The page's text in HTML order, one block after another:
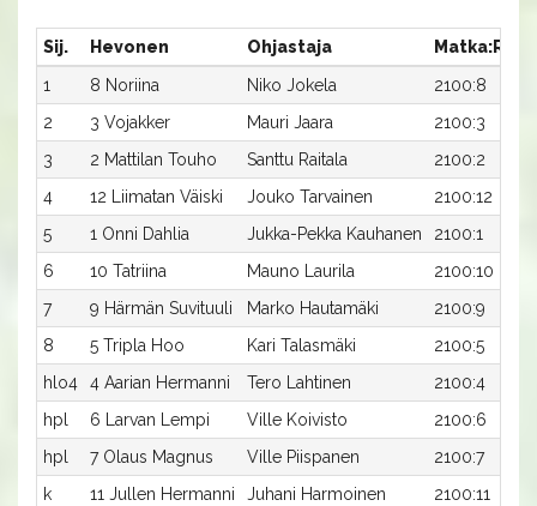
Sij. Hevonen Ohjastaja
Matka:Rata
1
8 Noriina Niko Jokela
2100:8
2
3 Vojakker Mauri Jaara
2100:3
3
2 Mattilan Touho Santtu Raitala
2100:2
4
12 Liimatan Väiski Jouko Tarvainen
2100:12
5
1 Onni Dahlia Jukka-Pekka Kauhanen
2100:1
6
10 Tatriina Mauno Laurila
2100:10
7
9 Härmän Suvituuli Marko Hautamäki
2100:9
8
5 Tripla Hoo Kari Talasmäki
2100:5
hlo4
4 Aarian Hermanni Tero Lahtinen
2100:4
hpl
6 Larvan Lempi Ville Koivisto
2100:6
hpl
7 Olaus Magnus Ville Piispanen
2100:7
k
11 Jullen Hermanni Juhani Harmoinen 2100:11